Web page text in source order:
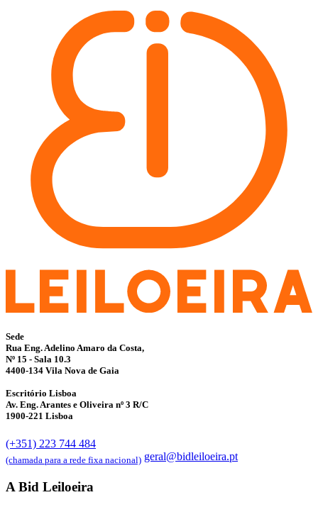
Sede
Rua Eng. Adelino Amaro da Costa,
Nº 15 - Sala 10.3
4400-134 Vila Nova de Gaia
Escritório Lisboa
Av. Eng. Arantes e Oliveira nº 3 R/C
1900-221 Lisboa
(+351) 223 744 484
(chamada para a rede fixa nacional) geral@bidleiloeira.pt
A Bid Leiloeira